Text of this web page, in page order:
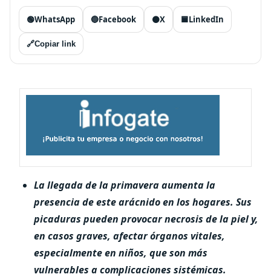
🟢WhatsApp 🔵Facebook ⚫X 🟦LinkedIn
🔗Copiar link
La llegada de la primavera aumenta la
presencia de este arácnido en los hogares. Sus
picaduras pueden provocar necrosis de la piel y,
en casos graves, afectar órganos vitales,
especialmente en niños, que son más
vulnerables a complicaciones sistémicas.